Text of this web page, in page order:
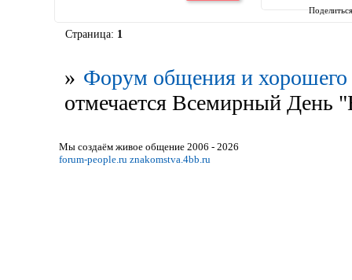
Страница: 1
» Форум общения и хорошего
отмечается Всемирный День
Мы создаём живое общение 2006 - 2026
forum-people.ru znakomstva.4bb.ru